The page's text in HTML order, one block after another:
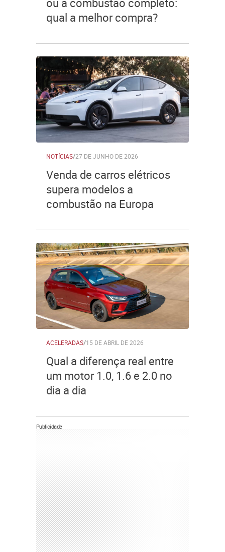
qual a melhor compra?
NOTÍCIAS/27 DE JUNHO DE 2026
Venda de carros elétricos
supera modelos a
combustão na Europa
ACELERADAS/15 DE ABRIL DE 2026
Qual a diferença real entre
um motor 1.0, 1.6 e 2.0 no
dia a dia
Publicidade